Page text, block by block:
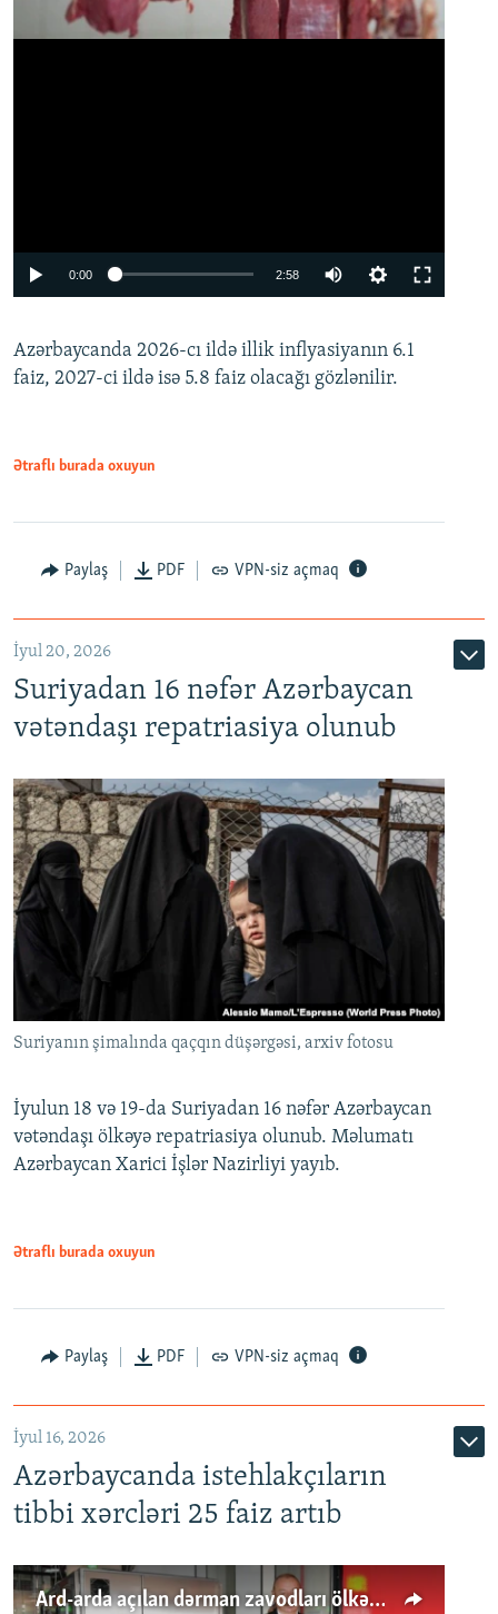
Auto
0:00 2:58
360p
480p
Azərbaycanda 2026-cı ildə illik inflyasiyanın 6.1
faiz, 2027-ci ildə isə 5.8 faiz olacağı gözlənilir.
Ətraflı burada oxuyun
Paylaş PDF VPN-siz açmaq
İyul 20, 2026
Suriyadan 16 nəfər Azərbaycan
vətəndaşı repatriasiya olunub
Suriyanın şimalında qaçqın düşərgəsi, arxiv fotosu
İyulun 18 və 19-da Suriyadan 16 nəfər Azərbaycan
vətəndaşı ölkəyə repatriasiya olunub. Məlumatı
Azərbaycan Xarici İşlər Nazirliyi yayıb.
Ətraflı burada oxuyun
Paylaş PDF VPN-siz açmaq
İyul 16, 2026
Azərbaycanda istehlakçıların
tibbi xərcləri 25 faiz artıb
Ard-arda açılan dərman zavodları ölkənin tələbatını ödəyirmi?